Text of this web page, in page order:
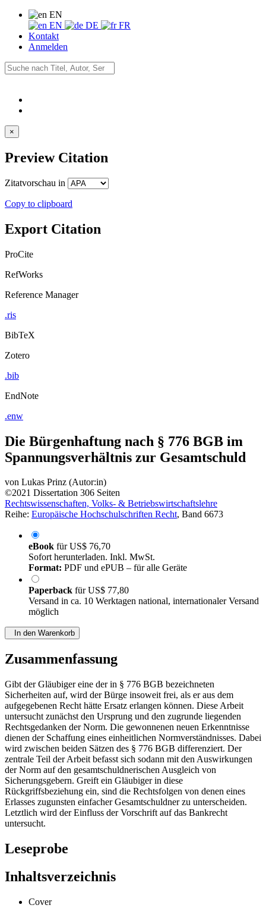
EN
EN
DE
FR
Kontakt
Anmelden
×
Preview Citation
Zitatvorschau in
Copy to clipboard
Export Citation
ProCite
RefWorks
Reference Manager
.ris
BibTeX
Zotero
.bib
EndNote
.enw
Die Bürgenhaftung nach § 776 BGB im
Spannungsverhältnis zur Gesamtschuld
von Lukas Prinz (Autor:in)
©2021 Dissertation 306 Seiten
Rechtswissenschaften, Volks- & Betriebswirtschaftslehre
Reihe: Europäische Hochschulschriften Recht, Band 6673
eBook fürUS$ 76,70
Sofort herunterladen. Inkl. MwSt.
Format: PDF und ePUB – für alle Geräte
Paperback fürUS$ 77,80
Versand in ca. 10 Werktagen national, internationaler Versand
möglich
In den Warenkorb
Zusammenfassung
Gibt der Gläubiger eine der in § 776 BGB bezeichneten
Sicherheiten auf, wird der Bürge insoweit frei, als er aus dem
aufgegebenen Recht hätte Ersatz erlangen können. Diese Arbeit
untersucht zunächst den Ursprung und den zugrunde liegenden
Rechtsgedanken der Norm. Die gewonnenen neuen Erkenntnisse
dienen der Schaffung eines einheitlichen Normverständnisses. Dabei
wird zwischen beiden Sätzen des § 776 BGB differenziert. Der
zentrale Teil der Arbeit befasst sich sodann mit den Auswirkungen
der Norm auf den gesamtschuldnerischen Ausgleich von
Sicherungsgebern. Greift ein Gläubiger in diese
Rückgriffsbeziehung ein, sind die Rechtsfolgen von denen eines
Erlasses zugunsten einfacher Gesamtschuldner zu unterscheiden.
Letztlich wird der Einfluss der Vorschrift auf das Bankrecht
untersucht.
Leseprobe
Inhaltsverzeichnis
Cover